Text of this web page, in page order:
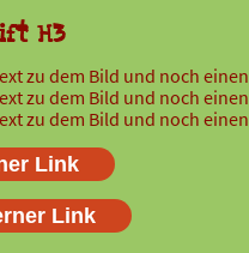
H3
zu dem Bild und noch einen
zu dem Bild und noch einen
zu dem Bild und noch einen
Link
Link